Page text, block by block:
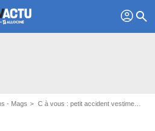
profil search
- Mags C à vous : petit accident vestimentaire pour Lara Fabian… Anne-Elisabeth Lemoine en fou rire